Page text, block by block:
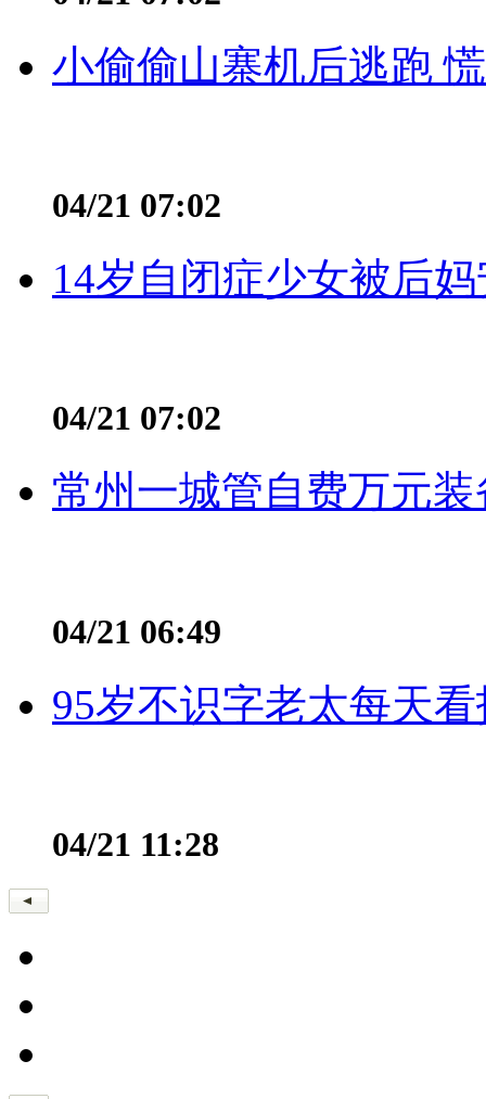
小偷偷山寨机后逃跑
04/21 07:02
14岁自闭症少女被后
04/21 07:02
常州一城管自费万元
04/21 06:49
95岁不识字老太每天
04/21 11:28